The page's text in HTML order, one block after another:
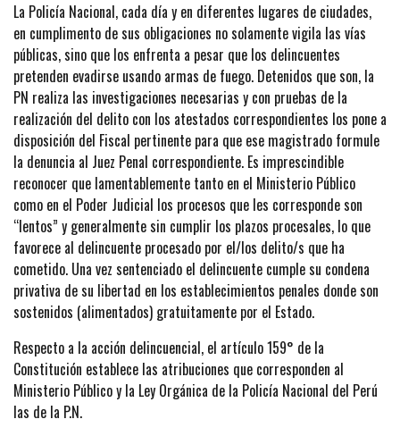
La Policía Nacional, cada día y en diferentes lugares de ciudades,
en cumplimento de sus obligaciones no solamente vigila las vías
públicas, sino que los enfrenta a pesar que los delincuentes
pretenden evadirse usando armas de fuego. Detenidos que son, la
PN realiza las investigaciones necesarias y con pruebas de la
realización del delito con los atestados correspondientes los pone a
disposición del Fiscal pertinente para que ese magistrado formule
la denuncia al Juez Penal correspondiente. Es imprescindible
reconocer que lamentablemente tanto en el Ministerio Público
como en el Poder Judicial los procesos que les corresponde son
“lentos” y generalmente sin cumplir los plazos procesales, lo que
favorece al delincuente procesado por el/los delito/s que ha
cometido. Una vez sentenciado el delincuente cumple su condena
privativa de su libertad en los establecimientos penales donde son
sostenidos (alimentados) gratuitamente por el Estado.
Respecto a la acción delincuencial, el artículo 159° de la
Constitución establece las atribuciones que corresponden al
Ministerio Público y la Ley Orgánica de la Policía Nacional del Perú
las de la P.N.